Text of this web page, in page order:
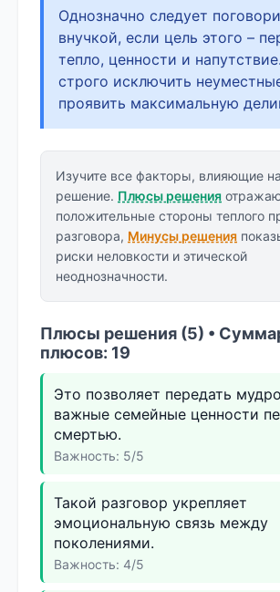
Однозначно следует
внучкой, если цель этого –
тепло, ценности и
строго исключить
проявить максимальную
Изучите все факторы, влияющие
решение. Плюсы решения
положительные стороны теплого
разговора, Минусы решения
риски неловкости и этической
неоднозначности.
Плюсы решения (5) •
плюсов: 19
Это позволяет передать
важные семейные ценности
смертью.
Важность: 5/5
Такой разговор укрепляет
эмоциональную связь между
поколениями.
Важность: 4/5